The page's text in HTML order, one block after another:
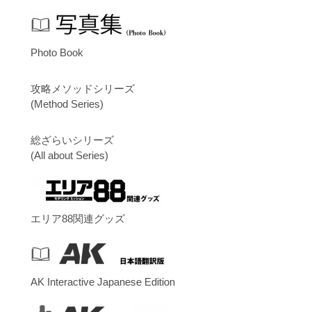
Photo Book
攻略メソッドシリーズ
(Method Series)
総ざらいシリーズ
(All about Series)
エリア88関連グッズ
AK Interactive Japanese Edition